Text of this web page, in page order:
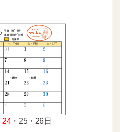
24 ・25・26日